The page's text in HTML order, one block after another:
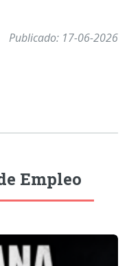
Publicado: 17-06-2026
Empleo